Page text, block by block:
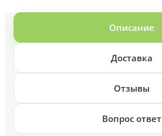
Описание
Доставка
Отзывы
Вопрос ответ